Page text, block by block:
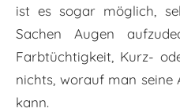
ist es sogar möglich,
Sachen Augen
Farbtüchtigkeit, Kurz-
nichts, worauf man seine
kann.